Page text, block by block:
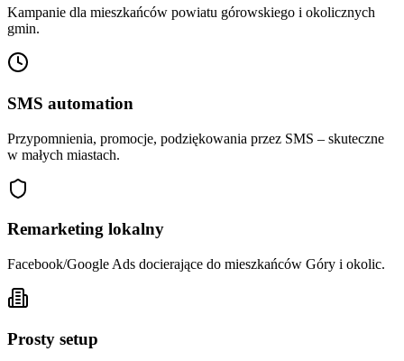
Kampanie dla mieszkańców powiatu górowskiego i okolicznych
gmin.
SMS automation
Przypomnienia, promocje, podziękowania przez SMS – skuteczne
w małych miastach.
Remarketing lokalny
Facebook/Google Ads docierające do mieszkańców Góry i okolic.
Prosty setup